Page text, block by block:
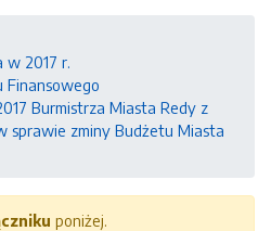
w 2017 r.
Finansowego
Burmistrza Miasta Redy z
sprawie zminy Budżetu Miasta
poniżej.